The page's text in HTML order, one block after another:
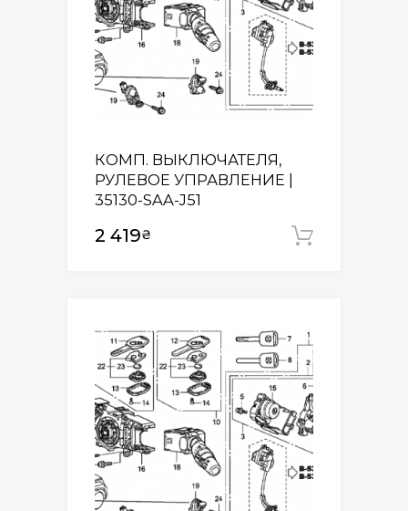
КОМП. ВЫКЛЮЧАТЕЛЯ,
РУЛЕВОЕ УПРАВЛЕНИЕ |
35130-SAA-J51
2 419₴